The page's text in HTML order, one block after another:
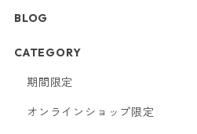
BLOG
CATEGORY
期間限定
オンラインショップ限定